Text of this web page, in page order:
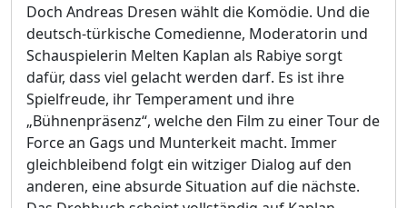
Doch Andreas Dresen wählt die Komödie. Und die
deutsch-türkische Comedienne, Moderatorin und
Schauspielerin Melten Kaplan als Rabiye sorgt
dafür, dass viel gelacht werden darf. Es ist ihre
Spielfreude, ihr Temperament und ihre
„Bühnenpräsenz“, welche den Film zu einer Tour de
Force an Gags und Munterkeit macht. Immer
gleichbleibend folgt ein witziger Dialog auf den
anderen, eine absurde Situation auf die nächste.